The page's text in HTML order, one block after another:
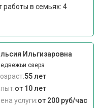
работы в семьях: 4
Ильгизаровна
озера
55 лет
от 10 лет
услуги:от 200 руб/час